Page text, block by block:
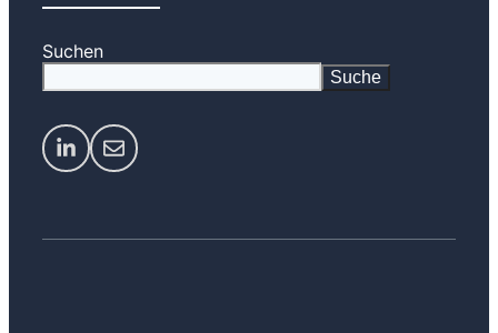
Suchen
Suche